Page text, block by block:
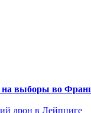
на выборы во
дрон в Лейпциге